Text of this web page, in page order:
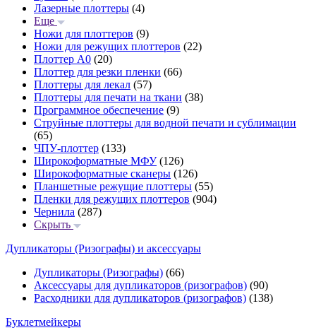
Лазерные плоттеры (4)
Еще
Ножи для плоттеров (9)
Ножи для режущих плоттеров (22)
Плоттер А0 (20)
Плоттер для резки пленки (66)
Плоттеры для лекал (57)
Плоттеры для печати на ткани (38)
Программное обеспечение (9)
Струйные плоттеры для водной печати и сублимации
(65)
ЧПУ-плоттер (133)
Широкоформатные МФУ(126)
Широкоформатные сканеры (126)
Планшетные режущие плоттеры (55)
Пленки для режущих плоттеров (904)
Чернила (287)
Скрыть
Дупликаторы (Ризографы) и аксессуары
Дупликаторы (Ризографы) (66)
Аксессуары для дупликаторов (ризографов) (90)
Расходники для дупликаторов (ризографов) (138)
Буклетмейкеры